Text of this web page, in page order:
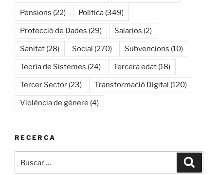
Pensions (22) Política (349)
Protecció de Dades (29) Salarios (2)
Sanitat (28) Social (270) Subvencions (10)
Teoría de Sistemes (24) Tercera edat (18)
Tercer Sector (23) Transformació Digital (120)
Violència de gènere (4)
RECERCA
por: